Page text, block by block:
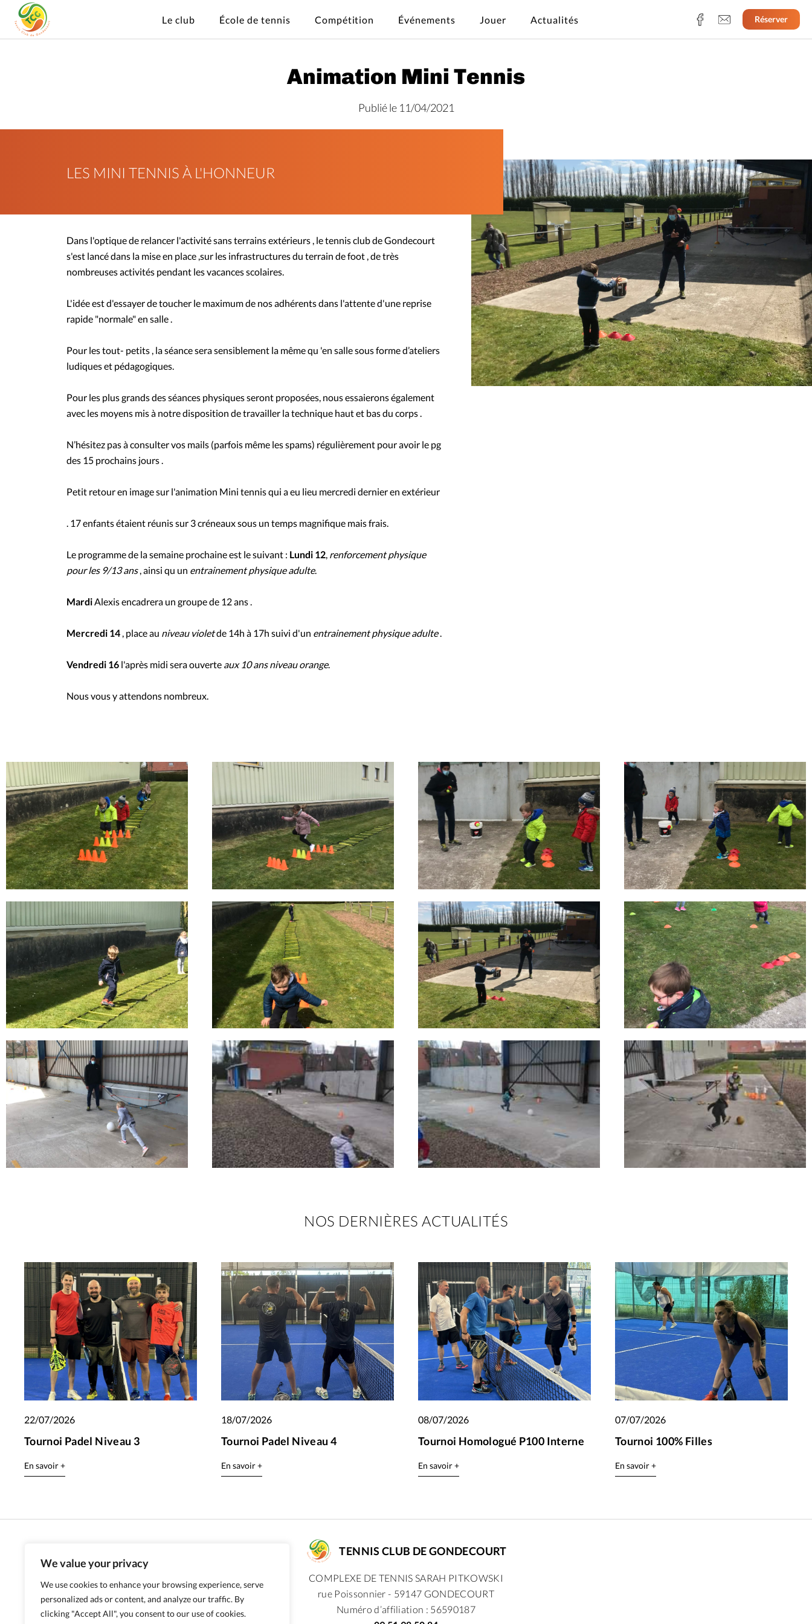
We value your privacy
We use cookies to enhance your browsing experience, serve
personalized ads or content, and analyze our traffic. By
clicking "Accept All", you consent to our use of cookies.
Le club École de tennis Compétition Événements Jouer Actualités Réserver
Animation Mini Tennis
Publié le 11/04/2021
LES MINI TENNIS À L'HONNEUR
Dans l'optique de relancer l'activité sans terrains extérieurs , le tennis club de Gondecourt
s'est lancé dans la mise en place ,sur les infrastructures du terrain de foot , de très
nombreuses activités pendant les vacances scolaires.
L'idée est d'essayer de toucher le maximum de nos adhérents dans l'attente d'une reprise
rapide "normale" en salle .
Pour les tout- petits , la séance sera sensiblement la même qu 'en salle sous forme d’ateliers
ludiques et pédagogiques.
Pour les plus grands des séances physiques seront proposées, nous essaierons également
avec les moyens mis à notre disposition de travailler la technique haut et bas du corps .
N’hésitez pas à consulter vos mails (parfois même les spams) régulièrement pour avoir le pg
des 15 prochains jours .
Petit retour en image sur l'animation Mini tennis qui a eu lieu mercredi dernier en extérieur
. 17 enfants étaient réunis sur 3 créneaux sous un temps magnifique mais frais.
Le programme de la semaine prochaine est le suivant : Lundi 12, renforcement physique
pour les 9/13 ans, ainsi qu un entrainement physique adulte.
MardiAlexis encadrera un groupe de 12 ans .
Mercredi 14, place au niveau violetde 14h à 17h suivi d'un entrainement physique adulte.
Vendredi 16 l'après midi sera ouverte aux 10 ans niveau orange.
Nous vous y attendons nombreux.
NOS DERNIÈRES ACTUALITÉS
22/07/2026
Tournoi Padel Niveau 3
En savoir +
18/07/2026
Tournoi Padel Niveau 4
En savoir +
08/07/2026
Tournoi Homologué P100 Interne
En savoir +
07/07/2026
Tournoi 100% Filles
En savoir +
TENNIS CLUB DE GONDECOURT
COMPLEXE DE TENNIS SARAH PITKOWSKI
rue Poissonnier - 59147 GONDECOURT
Numéro d’affiliation : 56590187